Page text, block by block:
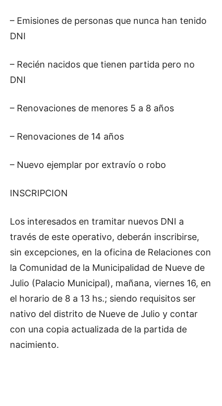
– Emisiones de personas que nunca han tenido
DNI
– Recién nacidos que tienen partida pero no
DNI
– Renovaciones de menores 5 a 8 años
– Renovaciones de 14 años
– Nuevo ejemplar por extravío o robo
INSCRIPCION
Los interesados en tramitar nuevos DNI a
través de este operativo, deberán inscribirse,
sin excepciones, en la oficina de Relaciones con
la Comunidad de la Municipalidad de Nueve de
Julio (Palacio Municipal), mañana, viernes 16, en
el horario de 8 a 13 hs.; siendo requisitos ser
nativo del distrito de Nueve de Julio y contar
con una copia actualizada de la partida de
nacimiento.